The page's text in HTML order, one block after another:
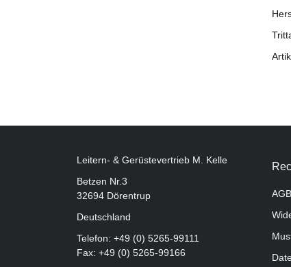
Leitern- & Gerüstevertrieb M. Kelle
Betzen Nr.3
32694 Dörentrup
Deutschland
Telefon: +49 (0) 5265-99111
Fax: +49 (0) 5265-99166
AGB